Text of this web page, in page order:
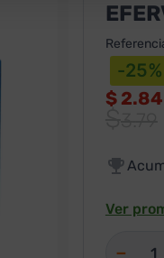
-25%
$ 2.84
Ver
－